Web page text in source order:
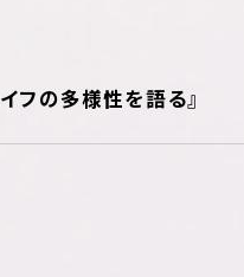
フの多様性を語る』